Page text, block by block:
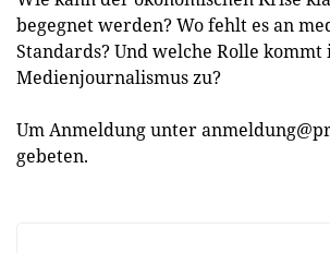
begegnet werden? Wo fehlt es an
Standards? Und welche Rolle
Medienjournalismus zu?
Um Anmeldung unter
gebeten.